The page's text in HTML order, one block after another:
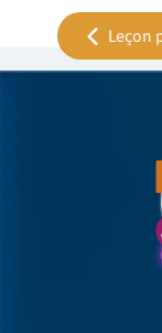
Leçon